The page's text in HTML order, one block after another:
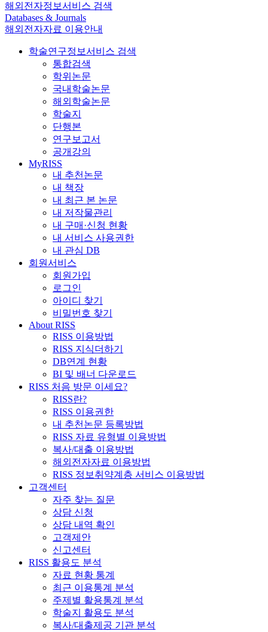
해외전자정보서비스 검색
Databases & Journals
해외전자자료 이용안내
학술연구정보서비스 검색
통합검색
학위논문
국내학술논문
해외학술논문
학술지
단행본
연구보고서
공개강의
MyRISS
내 추천논문
내 책장
내 최근 본 논문
내 저작물관리
내 구매·신청 현황
내 서비스 사용권한
내 관심 DB
회원서비스
회원가입
로그인
아이디 찾기
비밀번호 찾기
About RISS
RISS 이용방법
RISS 지식더하기
DB연계 현황
BI 및 배너 다운로드
RISS 처음 방문 이세요?
RISS란?
RISS 이용권한
내 추천논문 등록방법
RISS 자료 유형별 이용방법
복사/대출 이용방법
해외전자자료 이용방법
RISS 정보취약계층 서비스 이용방법
고객센터
자주 찾는 질문
상담 신청
상담 내역 확인
고객제안
신고센터
RISS 활용도 분석
자료 현황 통계
최근 이용통계 분석
주제별 활용통계 분석
학술지 활용도 분석
복사/대출제공 기관 분석